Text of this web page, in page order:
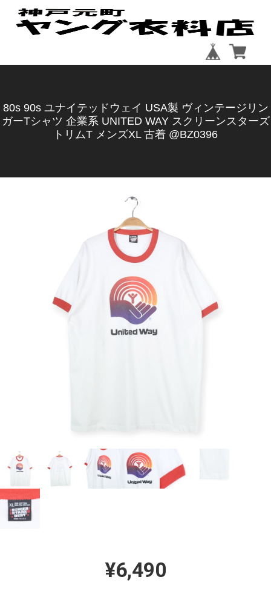
80s 90s ユナイテッドウェイ USA製 ヴィンテージリン
ガーTシャツ 企業系 UNITED WAY スクリーンスターズ
トリムT メンズXL 古着 @BZ0396
¥6,490